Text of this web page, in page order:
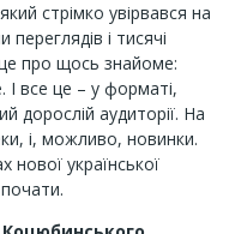
стрімко увірвався на
і тисячі
це про щось знайоме:
все це – у форматі,
дорослій аудиторії. На
і, можливо, новинки.
української